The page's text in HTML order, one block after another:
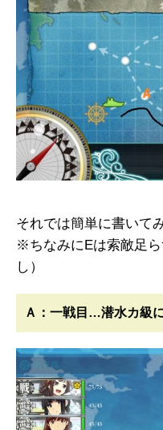
それでは簡単に書いて
※ちなみにEは索敵足
し）
Ａ：一戦目…潜水カ級